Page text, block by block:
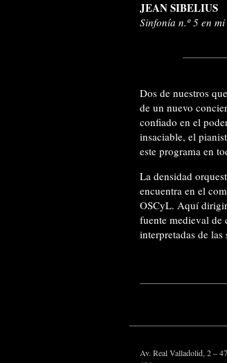
JEAN SIBELIUS
Sinfonía n.º 5 en
Dos de nuestros
de un nuevo
confiado en el
insaciable, el
este programa en
La densidad
encuentra en el
OSCyL. Aquí
fuente medieval
interpretadas de
Av. Real Valladolid, 2 –